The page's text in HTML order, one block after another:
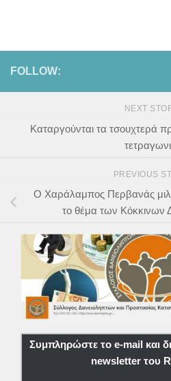
FOLLOW:
NEXT
Καταργούνται τα τσουχτερά
PREVIOUS
Ο Χαράλαμπος Περβανάς
το θέμα των Κόκκινων
Συμπληρώστε το e-mail και
newsletter του